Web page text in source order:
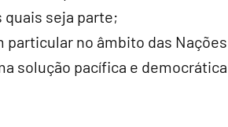
seja parte;
no âmbito das Nações
solução pacífica e democrática